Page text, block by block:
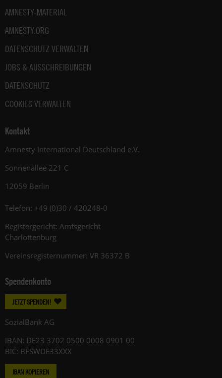
AMNESTY-MATERIAL
AMNESTY.ORG
DATENSCHUTZ VERWALTEN
JOBS & AUSSCHREIBUNGEN
DATENSCHUTZ
COOKIES VERWALTEN
Kontakt
Amnesty International Deutschland e.V.
Sonnenallee 221 C
12059 Berlin
Telefon: +49 (0)30 / 420248-0
Registergericht: Amtsgericht
Charlottenburg
Vereinsregisternummer: VR 36372 B
Spendenkonto
JETZT SPENDEN!
SozialBank AG
IBAN: DE23 3702 0500 0008 0901 00
BIC: BFSWDE33XXX
IBAN KOPIEREN